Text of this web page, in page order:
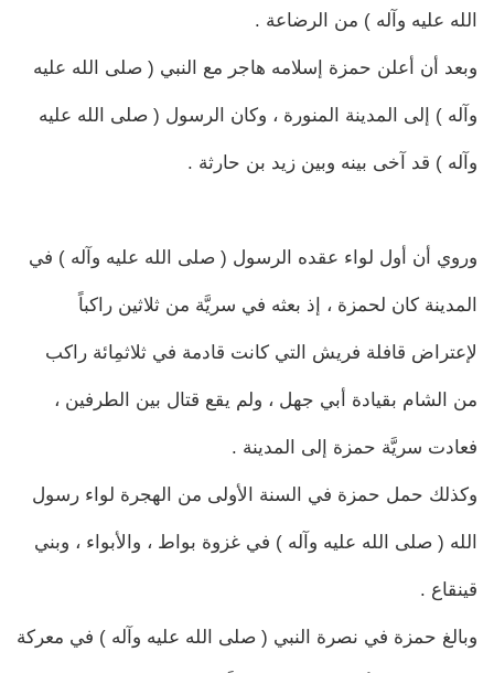
الله عليه وآله ) من الرضاعة .
وبعد أن أعلن حمزة إسلامه هاجر مع النبي ( صلى الله عليه
وآله ) إلى المدينة المنورة ، وكان الرسول ( صلى الله عليه
وآله ) قد آخى بينه وبين زيد بن حارثة .
وروي أن أول لواء عقده الرسول ( صلى الله عليه وآله ) في
المدينة كان لحمزة ، إذ بعثه في سريَّة من ثلاثين راكباً
لإعتراض قافلة فريش التي كانت قادمة في ثلاثمِائة راكب
من الشام بقيادة أبي جهل ، ولم يقع قتال بين الطرفين ،
فعادت سريَّة حمزة إلى المدينة .
وكذلك حمل حمزة في السنة الأولى من الهجرة لواء رسول
الله ( صلى الله عليه وآله ) في غزوة بواط ، والأبواء ، وبني
قينقاع .
وبالغ حمزة في نصرة النبي ( صلى الله عليه وآله ) في معركة